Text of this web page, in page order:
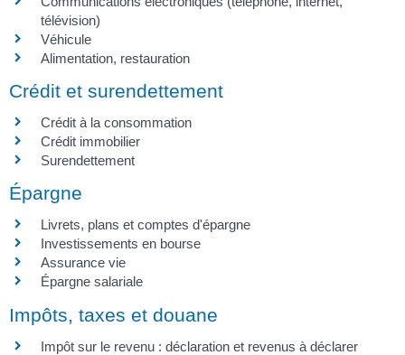
télévision)
Véhicule
Alimentation, restauration
Crédit et surendettement
Crédit à la consommation
Crédit immobilier
Surendettement
Épargne
Livrets, plans et comptes d'épargne
Investissements en bourse
Assurance vie
Épargne salariale
Impôts, taxes et douane
Impôt sur le revenu : déclaration et revenus à déclarer